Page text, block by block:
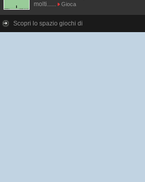
molti......
Gioca
Scopri lo spazio giochi di